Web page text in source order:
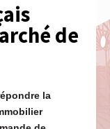
de
la